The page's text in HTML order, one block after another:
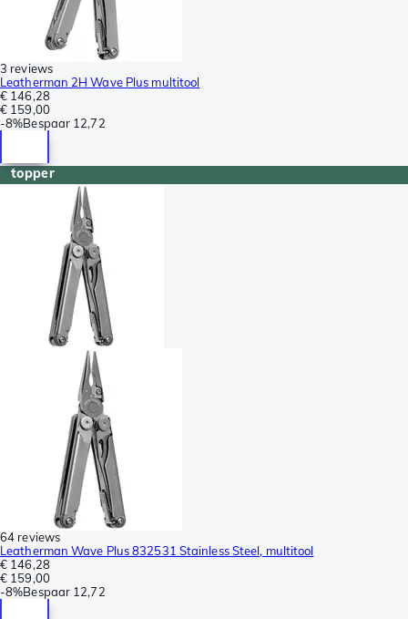
3 reviews
Leatherman 2H Wave Plus multitool
€ 146,28
€ 159,00
-8%Bespaar 12,72
topper
64 reviews
Leatherman Wave Plus 832531 Stainless Steel, multitool
€ 146,28
€ 159,00
-8%Bespaar 12,72